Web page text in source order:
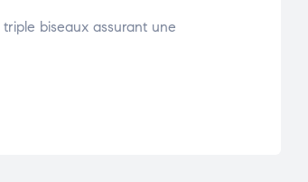
biseaux assurant une